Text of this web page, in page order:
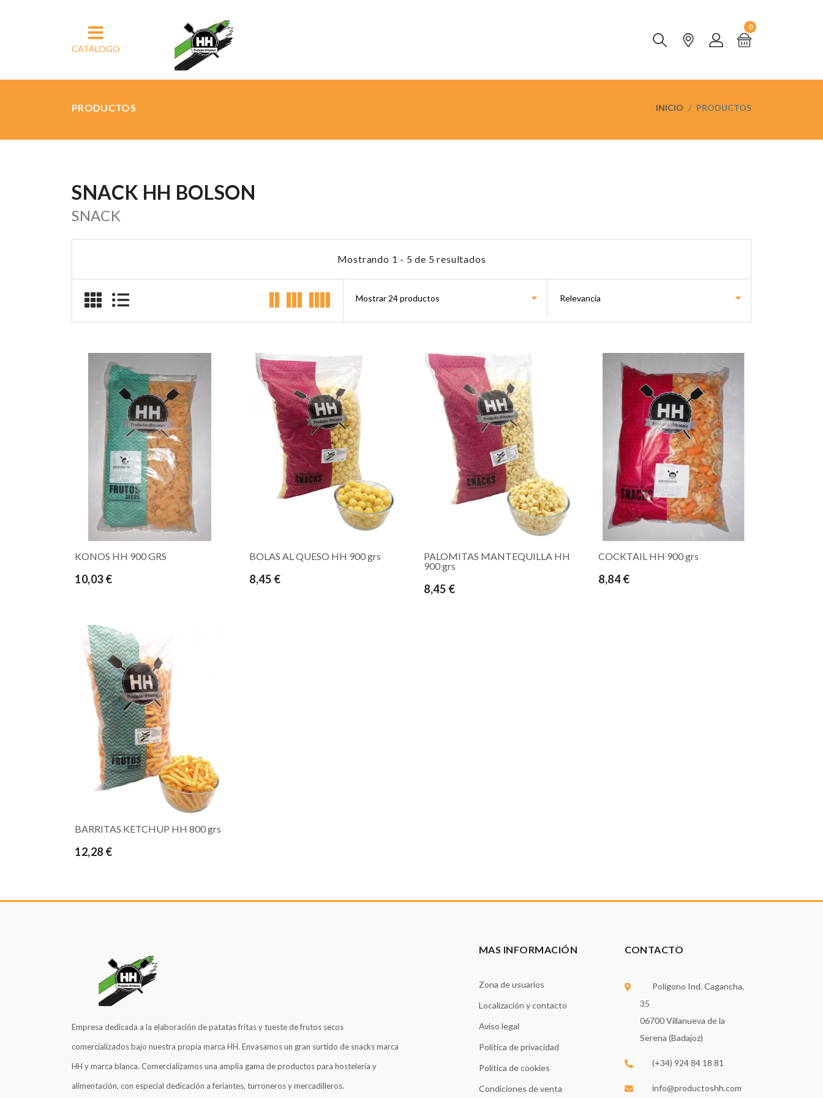
CATÁLOGO
0
PRODUCTOS INICIO PRODUCTOS
SNACK HH BOLSON
SNACK
Mostrando 1 - 5 de 5 resultados
KONOS HH 900 GRS
10,03 €
BOLAS AL QUESO HH 900 grs
8,45 €
PALOMITAS MANTEQUILLA HH
900 grs
8,45 €
COCKTAIL HH 900 grs
8,84 €
BARRITAS KETCHUP HH 800 grs
12,28 €
Empresa dedicada a la elaboración de patatas fritas y tueste de frutos secos
comercializados bajo nuestra propia marca HH. Envasamos un gran surtido de snacks marca
HH y marca blanca. Comercializamos una amplia gama de productos para hostelería y
alimentación, con especial dedicación a feriantes, turroneros y mercadilleros.
MAS INFORMACIÓN
Zona de usuarios
Localización y contacto
Aviso legal
Política de privacidad
Política de cookies
Condiciones de venta
CONTACTO
Polígono Ind. Cagancha,
35
06700 Villanueva de la
Serena (Badajoz)
(+34) 924 84 18 81
info@productoshh.com